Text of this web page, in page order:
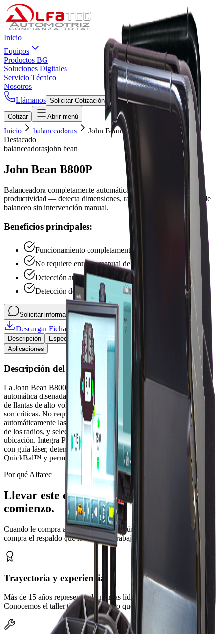
Inicio
Equipos
Productos BG
Soluciones Digitales
Servicio Técnico
Nosotros
Llámanos Solicitar Cotización
Cotizar Abrir menú
Inicio balanceadoras
John Bean B800P
Destacado
balanceadorasjohn bean
John Bean B800P
Balanceadora completamente automática para máxima
productividad — detecta dimensiones, radios y selecciona modo de
balanceo sin intervención manual.
Beneficios principales:
Funcionamiento completamente automático
No requiere entrada manual de datos
Detección automática de dimensiones de rueda
Detección de número y posición de radios
Solicitar información
Llamar ahora
Descargar Ficha Técnica (PDF)
Descripción Especificaciones
Problemas que Resuelve
Aplicaciones
Descripción del Producto
La John Bean B800P es una balanceadora completamente
automática diseñada para concesionarios, talleres premium y centros
de llantas de alto volumen donde la velocidad y la estandarización
son críticas. No requiere entrada manual de datos: detecta
automáticamente las dimensiones de la rueda, el número y posición
de los radios, y selecciona el modo de balanceo, el tipo de peso y su
ubicación. Integra Power Clamp™, smartSonar™, easyWeight™
con guía láser, detención en posición, iluminación LED del aro,
QuickBal™ y permite imprimir reportes o guardarlos en PDF.
Por qué Alfatec
Llevar este equipo a su taller es solo el
comienzo.
Cuando le compra a Alfatec no compra únicamente una máquina:
compra el respaldo que la mantiene trabajando por años.
Trayectoria y experiencia
Más de 15 años representando marcas líderes en Costa Rica.
Conocemos el taller tico y sabemos lo que su operación necesita.